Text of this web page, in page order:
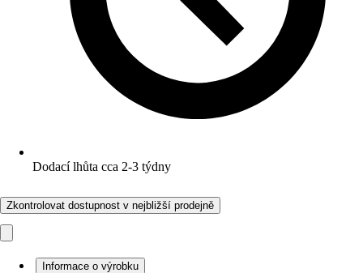
Dodací lhůta cca 2-3 týdny
Zkontrolovat dostupnost v nejbližší prodejně
Informace o výrobku